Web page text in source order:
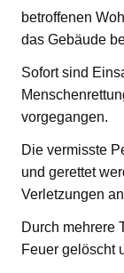
betroffenen
das Gebäude
Sofort sind
vorgegangen.
Die vermisste
und gerettet
Verletzungen
Durch mehrere
Feuer gelöscht